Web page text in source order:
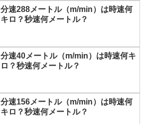
分速288メートル（m/min）は時速何
キロ？秒速何メートル？
分速40メートル（m/min）は時速何キ
ロ？秒速何メートル？
分速156メートル（m/min）は時速何
キロ？秒速何メートル？